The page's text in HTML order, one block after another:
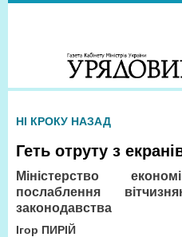
НІ КРОКУ НАЗАД
Геть отруту з
Міністерство
послаблення
законодавства
Ігор ПИРІЙ